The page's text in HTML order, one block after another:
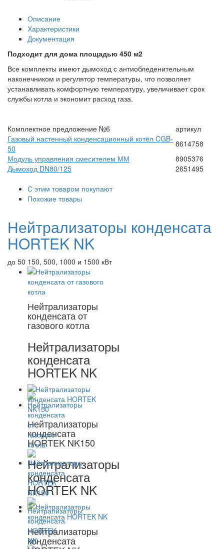
Описание
Характеристики
Документация
Подходит для дома площадью 450 м2
Все комплекты имеют дымоход с антиобледенительным
наконечником и регулятор температуры, что позволяет
устанавливать комфортную температуру, увеличивает срок
службы котла и экономит расход газа.
Комплектное предложение №6
артикул
Газовый настенный конденсационный котёл CGB-
50
8614758
Модуль управления смесителем ММ
8905376
Дымоход DN80/125
2651495
С этим товаром покупают
Похожие товары
Нейтрализаторы конденсата
HORTEK NK
до 50 150, 500, 1000 и 1500 кВт
Нейтрализаторы
конденсата от
газового котла
Нейтрализаторы
конденсата
HORTEK NK
Нейтрализаторы
конденсата
HORTEK NK150
Нейтрализаторы
конденсата
HORTEK NK
Нейтрализаторы
конденсата